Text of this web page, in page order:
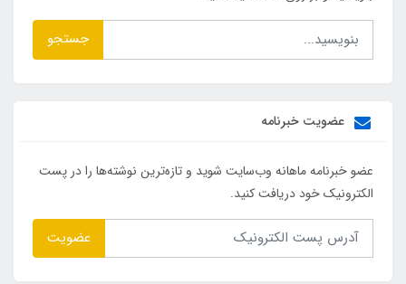
جستجو
عضویت خبرنامه
عضو خبرنامه ماهانه وب‌سایت شوید و تازه‌ترین نوشته‌ها را در پست
الکترونیک خود دریافت کنید.
عضویت